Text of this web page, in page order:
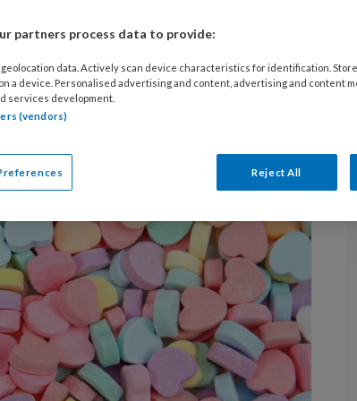
mensen met een verstandelijke
spanningsveld tussen
partners process data to provide:
data. Actively scan device characteristics for identification.
a device. Personalised advertising and content, advertising and content
services development.
(vendors)
Reject All